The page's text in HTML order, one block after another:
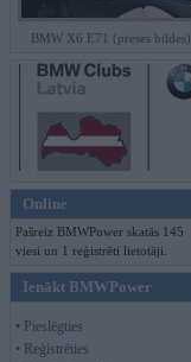
BMW X6 E71 (preses bildes)
Online
Pašreiz BMWPower skatās 145
viesi un 1 reģistrēti lietotāji.
Ienākt BMWPower
• Pieslēgties
• Reģistrēties